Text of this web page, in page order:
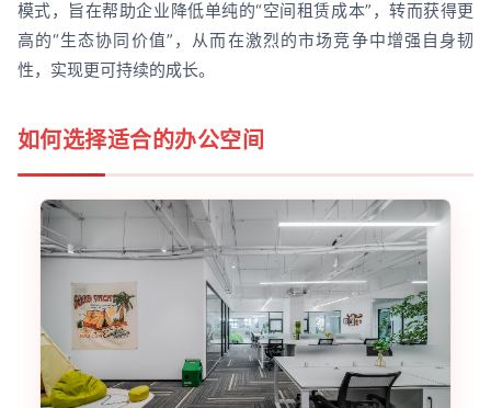
模式，旨在帮助企业降低单纯的“空间租赁成本”，转而获得更
高的“生态协同价值”，从而在激烈的市场竞争中增强自身韧
性，实现更可持续的成长。
如何选择适合的办公空间